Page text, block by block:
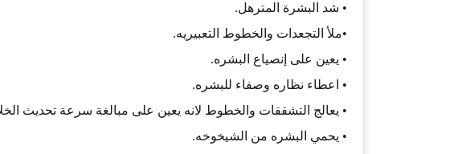
• شد البشرة المترهل.
•ملأ التجعدات والخطوط التعبيريه.
• يعين على إنصياع البشره.
• اعطاء نظاره وصفاء للبشره.
• يعالج التشققات والخطوط لانه يعين على مبالغة سرعة تحديث
• يحمي البشره من الشيخوخه.